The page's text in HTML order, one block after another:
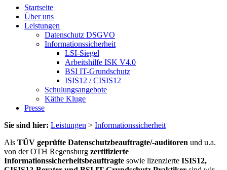
Startseite
Über uns
Leistungen
Datenschutz DSGVO
Informationssicherheit
LSI-Siegel
Arbeitshilfe ISK V4.0
BSI IT-Grundschutz
ISIS12 / CISIS12
Schulungsangebote
Käthe Kluge
Presse
Sie sind hier: Leistungen > Informationssicherheit
Als TÜV geprüfte Datenschutzbeauftragte/-auditoren und u.a.
von der OTH Regensburg zertifizierte
Informationssicherheitsbeauftragte sowie lizenzierte ISIS12,